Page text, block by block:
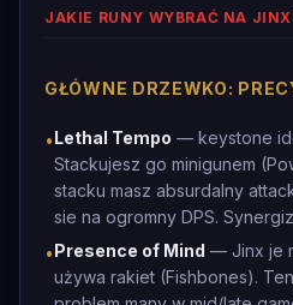
JAKIE RUNY WYBRAĆ NA
GŁÓWNE DRZEWKO:
•Lethal Tempo — keystone
Stackujesz go minigunem
stacku masz absurdalny
sie na ogromny DPS.
•Presence of Mind — Jinx je
używa rakiet (Fishbones).